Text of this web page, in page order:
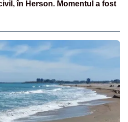
în Herson. Momentul a fost